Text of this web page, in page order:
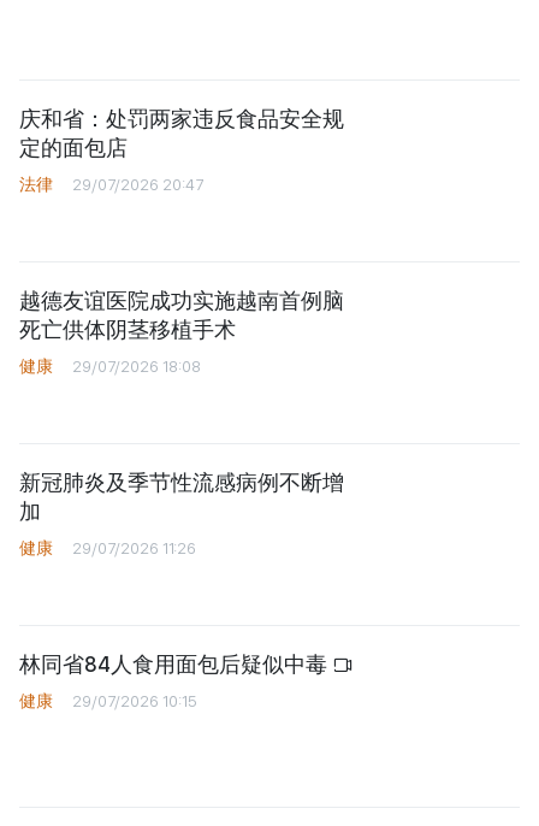
庆和省：处罚两家违反食品安全规
定的面包店
法律 29/07/2026 20:47
越德友谊医院成功实施越南首例脑
死亡供体阴茎移植手术
健康 29/07/2026 18:08
新冠肺炎及季节性流感病例不断增
加
健康 29/07/2026 11:26
林同省84人食用面包后疑似中毒
健康 29/07/2026 10:15